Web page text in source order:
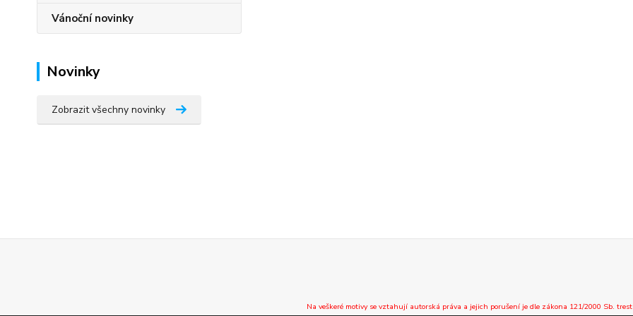
Vánoční novinky
Novinky
Zobrazit všechny novinky
Na veškeré motivy se vztahují autorská práva a jejich porušení je dle zákona 121/2000 Sb.